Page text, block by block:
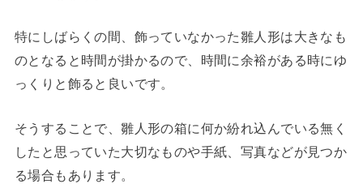
特にしばらくの間、飾っていなかった雛人形は大きなも
のとなると時間が掛かるので、時間に余裕がある時にゆ
っくりと飾ると良いです。
そうすることで、雛人形の箱に何か紛れ込んでいる無く
したと思っていた大切なものや手紙、写真などが見つか
る場合もあります。